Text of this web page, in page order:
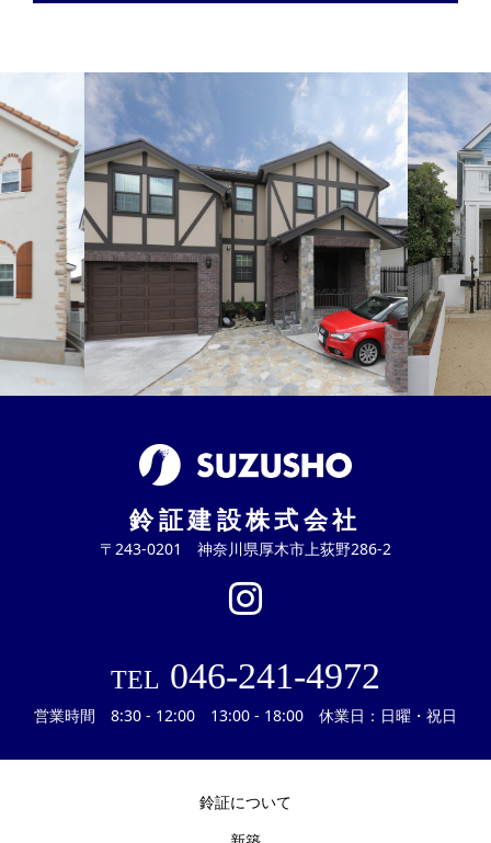
鈴証建設株式会社
〒243-0201 神奈川県厚木市上荻野286-2
TEL 046-241-4972
営業時間 8:30 - 12:00 13:00 - 18:00 休業日：日曜・祝日
鈴証について